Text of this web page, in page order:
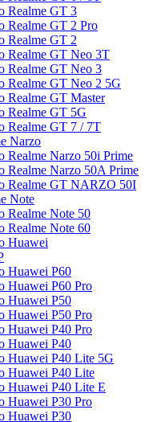
Realme GT 3
Realme GT 2 Pro
Realme GT 2
Realme GT Neo 3T
Realme GT Neo 3
Realme GT Neo 2 5G
Realme GT Master
Realme GT 5G
Realme GT 7 / 7T
Narzo
Realme Narzo 50i Prime
Realme Narzo 50A Prime
Realme GT NARZO 50I
Note
Realme Note 50
Realme Note 60
Huawei
Huawei P60
Huawei P60 Pro
Huawei P50
Huawei P50 Pro
Huawei P40 Pro
Huawei P40
Huawei P40 Lite 5G
Huawei P40 Lite
Huawei P40 Lite E
Huawei P30 Pro
Huawei P30